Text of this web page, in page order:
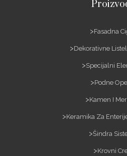
Fasadna
Dekorativne
Specijalni
Podne
Kamen I
Keramika Za
Šindra
Krovni